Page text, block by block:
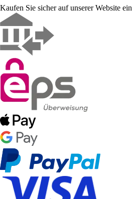
Kaufen Sie sicher auf unserer Website ein